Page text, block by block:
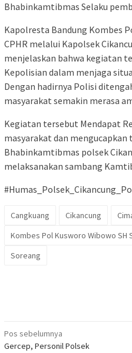
Bhabinkamtibmas Selaku
Kapolresta Bandung Kombes
CPHR melalui Kapolsek
menjelaskan bahwa kegiatan
Kepolisian dalam menjaga
Dengan hadirnya Polisi
masyarakat semakin merasa
Kegiatan tersebut Mendapat
masyarakat dan
Bhabinkamtibmas polsek
melaksanakan sambang
Cangkuang Cikancung
Kombes Pol Kusworo Wibowo SH
Soreang
Navigasi
Pos sebelumnya
Gercep, Personil Polsek